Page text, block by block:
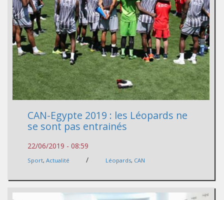
CAN-Egypte 2019 : les Léopards ne
se sont pas entrainés
22/06/2019 - 08:59
Sport, Actualité / Léopards, CAN